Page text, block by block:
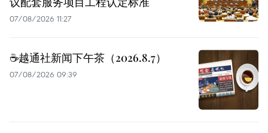
07/08/2026 11:27
☕️越通社新闻下午茶（2026.8.7）
07/08/2026 09:39